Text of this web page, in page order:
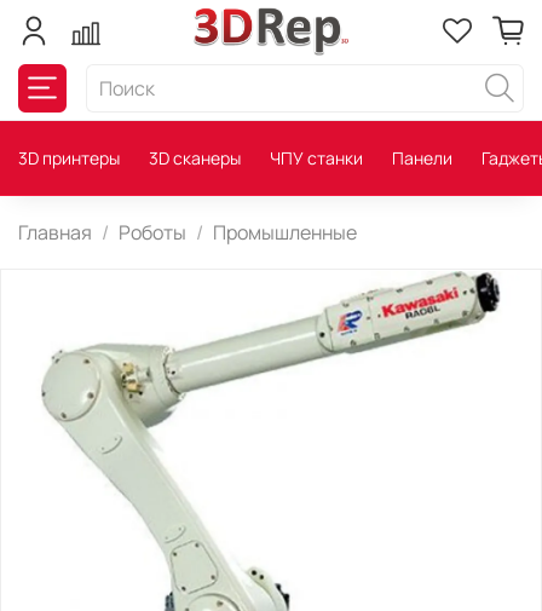
3D принтеры 3D сканеры ЧПУ станки Панели
Главная Роботы Промышленные